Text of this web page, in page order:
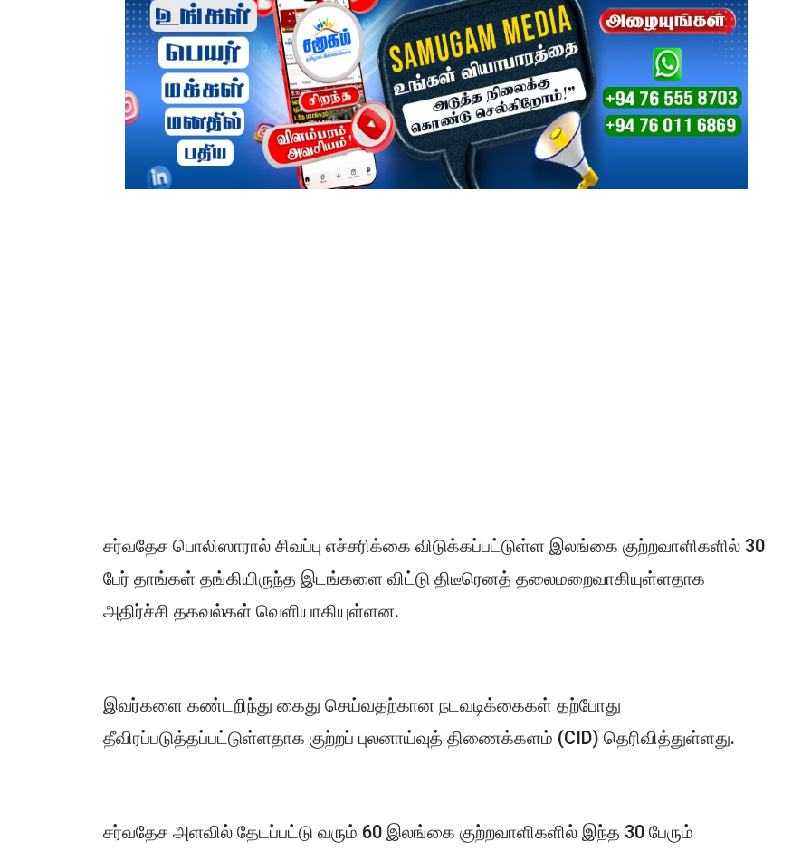
சர்வதேச பொலிஸாரால் சிவப்பு எச்சரிக்கை விடுக்கப்பட்டுள்ள இலங்கை குற்றவாளிகளில் 30
பேர் தாங்கள் தங்கியிருந்த இடங்களை விட்டு திடீரெனத் தலைமறைவாகியுள்ளதாக
அதிர்ச்சி தகவல்கள் வெளியாகியுள்ளன.
இவர்களை கண்டறிந்து கைது செய்வதற்கான நடவடிக்கைகள் தற்போது
தீவிரப்படுத்தப்பட்டுள்ளதாக குற்றப் புலனாய்வுத் திணைக்களம் (CID) தெரிவித்துள்ளது.
சர்வதேச அளவில் தேடப்பட்டு வரும் 60 இலங்கை குற்றவாளிகளில் இந்த 30 பேரும்